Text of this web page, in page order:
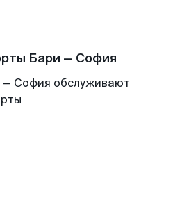
Бари — София
София обслуживают